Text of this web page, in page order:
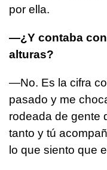
por ella.
—¿Y contaba
alturas?
—No. Es la cifra
pasado y me
rodeada de gente
tanto y tú
lo que siento que